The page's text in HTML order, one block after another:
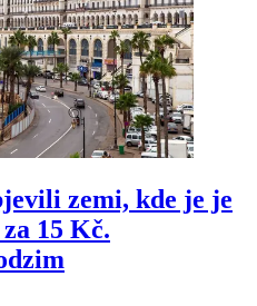
zemi, kde je je
15 Kč.